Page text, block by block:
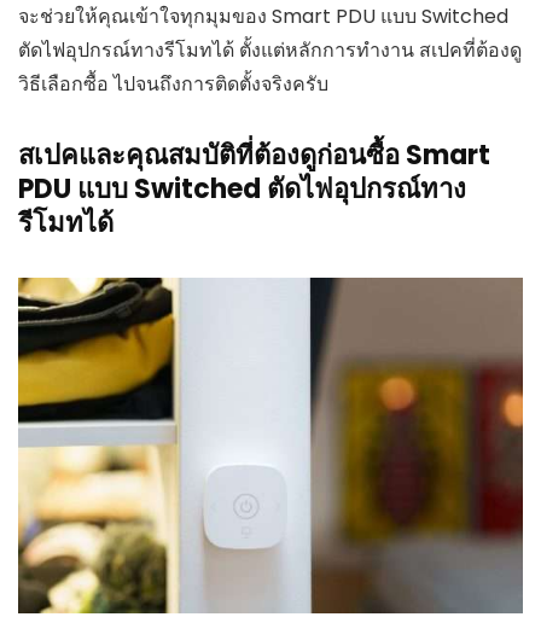
จะช่วยให้คุณเข้าใจทุกมุมของ Smart PDU แบบ Switched
ตัดไฟอุปกรณ์ทางรีโมทได้ ตั้งแต่หลักการทำงาน สเปคที่ต้องดู
วิธีเลือกซื้อ ไปจนถึงการติดตั้งจริงครับ
สเปคและคุณสมบัติที่ต้องดูก่อนซื้อ Smart
PDU แบบ Switched ตัดไฟอุปกรณ์ทาง
รีโมทได้